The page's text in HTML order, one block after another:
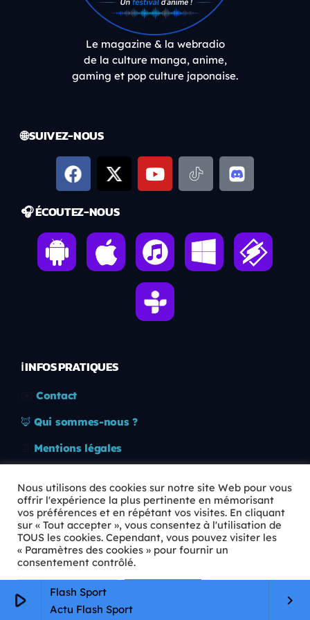
play_arrow
Flash Sport
Actu Flash Sport
keyboard_arrow_right
Le magazine & la webradio
de la culture manga, anime,
gaming et pop culture japonaise.
🌐 SUIVEZ-NOUS
🎧 ÉCOUTEZ-NOUS
ℹ️ INFOS PRATIQUES
Contact
🦊 Qui sommes-nous ?
Mentions légales
🛡️ RGPD
Copyright © 2026 Animkids. Tous droits réservés.
Nous utilisons des cookies sur notre site Web pour vous
offrir l'expérience la plus pertinente en mémorisant
vos préférences et en répétant vos visites. En cliquant
sur « Tout accepter », vous consentez à l'utilisation de
TOUS les cookies. Cependant, vous pouvez visiter les
« Paramètres des cookies » pour fournir un
consentement contrôlé.
Paramètres Cookie